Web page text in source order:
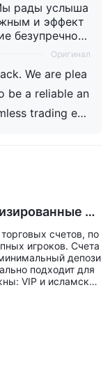
рады услыша
и эффект
безупречного
копирования с
и рекоме
либо понадо
готова пом
Оригинал
We are plea
be a reliable an
trading exp
committed to
need assista
то
до профес
счетов, по
игроков. Счета
депози
подходит для
VIP и исламские
для счета
ваш
Baazex есть вариа
понимаешь?